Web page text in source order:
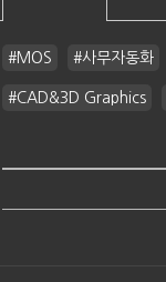
#MOS #사무자동화
#CAD&3D Graphics